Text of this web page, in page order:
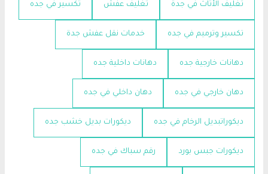
تغليف الأثاث في جدة تغليف عفش تكسير في جده
تكسير وترميم في جده خدمات نقل عفش جدة
دهانات خارجية جده دهانات داخلية جده
دهان خارجي في جده دهان داخلي في جده
ديكوراتبديل الرخام في جده ديكورات بديل خشب جده
ديكورات جبس بورد رقم سباك في جده